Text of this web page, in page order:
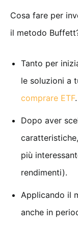
Cosa fare per
il metodo
Tanto per
le soluzioni a
comprare ETF.
Dopo aver
più
rendimenti).
Applicando il
anche in